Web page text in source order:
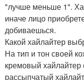
"лучше меньше 1".
иначе лицо
добиваешься.
Какой хайлайтер
На тип и тон своей
кремовый хайлайтер
рассыпчатый